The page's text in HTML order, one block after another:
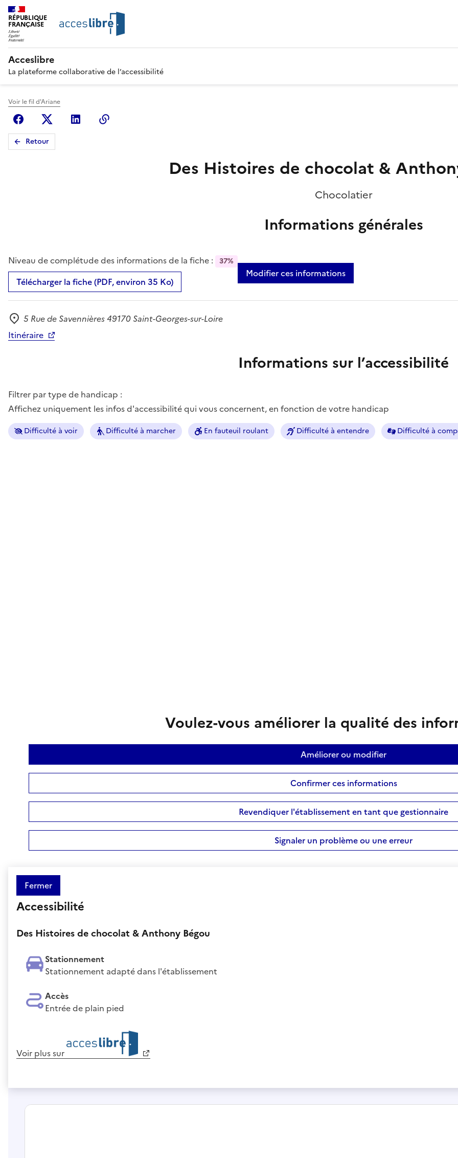
RÉPUBLIQUE
FRANÇAISE
Acceslibre
La plateforme collaborative de l’accessibilité
Voir le fil d'Ariane
FacebookX (anciennement Twitter)
Linkedin
Retour
Des Histoires de chocolat &
Chocolatier
Informations générales
Niveau de complétude des informations de la fiche : 37%
Télécharger la fiche (PDF, environ 35 Ko)
Modifier ces informations
Adresse
5 Rue de Savennières 49170 Saint-Georges-sur-Loire
Itinéraire
Informations sur l’accessibilité
Filtrer par type de handicap :
Affichez uniquement les infos d'accessibilité qui vous concernent, en fonction de votre handicap
Difficulté à voir Difficulté à marcher En fauteuil roulant Difficulté à entendre Difficulté à
Voulez-vous améliorer la qualité des
Améliorer ou modifier
Confirmer ces informations
Revendiquer l'établissement en tant que gestionnaire
Signaler un problème ou une erreur
Fermer
Accessibilité
Des Histoires de chocolat & Anthony Bégou
Stationnement
Stationnement adapté dans l'établissement
Accès
Entrée de plain pied
Voir plus sur